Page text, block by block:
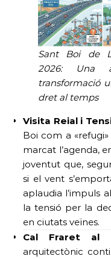
Sant Boi de
2026: Una
transformació
dret al temps
Visita Reial i
Boi com a
marcat l’agenda,
joventut que,
si el vent
aplaudia l’impuls
la tensió per la
en ciutats veïnes.
Cal Fraret al
arquitectònic